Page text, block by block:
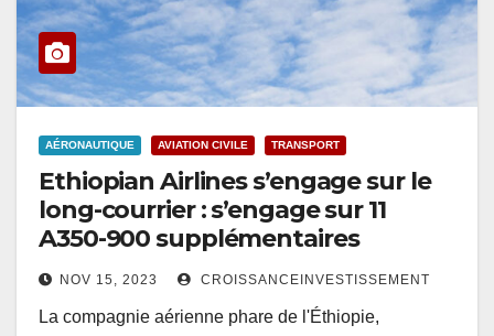
AÉRONAUTIQUE AVIATION CIVILE TRANSPORT
Ethiopian Airlines s’engage sur le
long-courrier : s’engage sur 11
A350-900 supplémentaires
NOV 15, 2023 CROISSANCEINVESTISSEMENT
La compagnie aérienne phare de l'Éthiopie,